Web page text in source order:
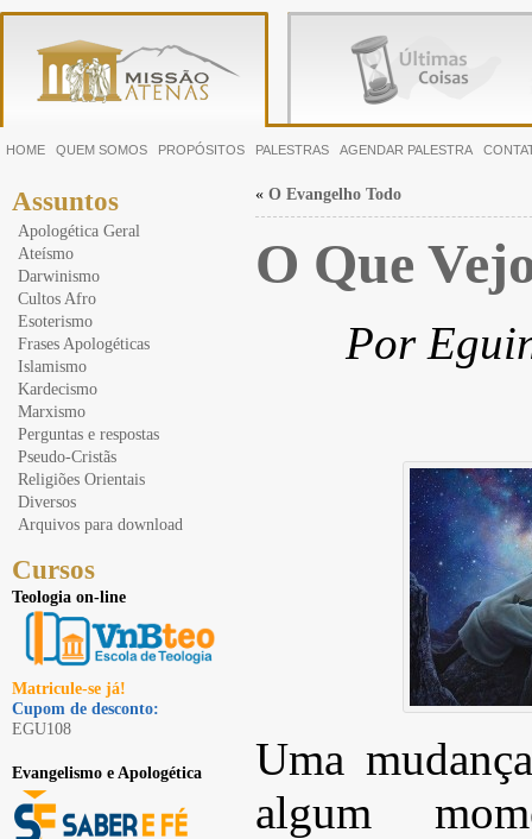
HOME QUEM SOMOS PROPÓSITOS PALESTRAS AGENDAR PALESTRA
Assuntos
Apologética Geral
Ateísmo
Darwinismo
Cultos Afro
Esoterismo
Frases Apologéticas
Islamismo
Kardecismo
Marxismo
Perguntas e respostas
Pseudo-Cristãs
Religiões Orientais
Diversos
Arquivos para download
Cursos
Teologia on-line
Matricule-se já!
Cupom de desconto:
EGU108
Evangelismo e Apologética
« O Evangelho Todo
O Que
Por
Uma
algum